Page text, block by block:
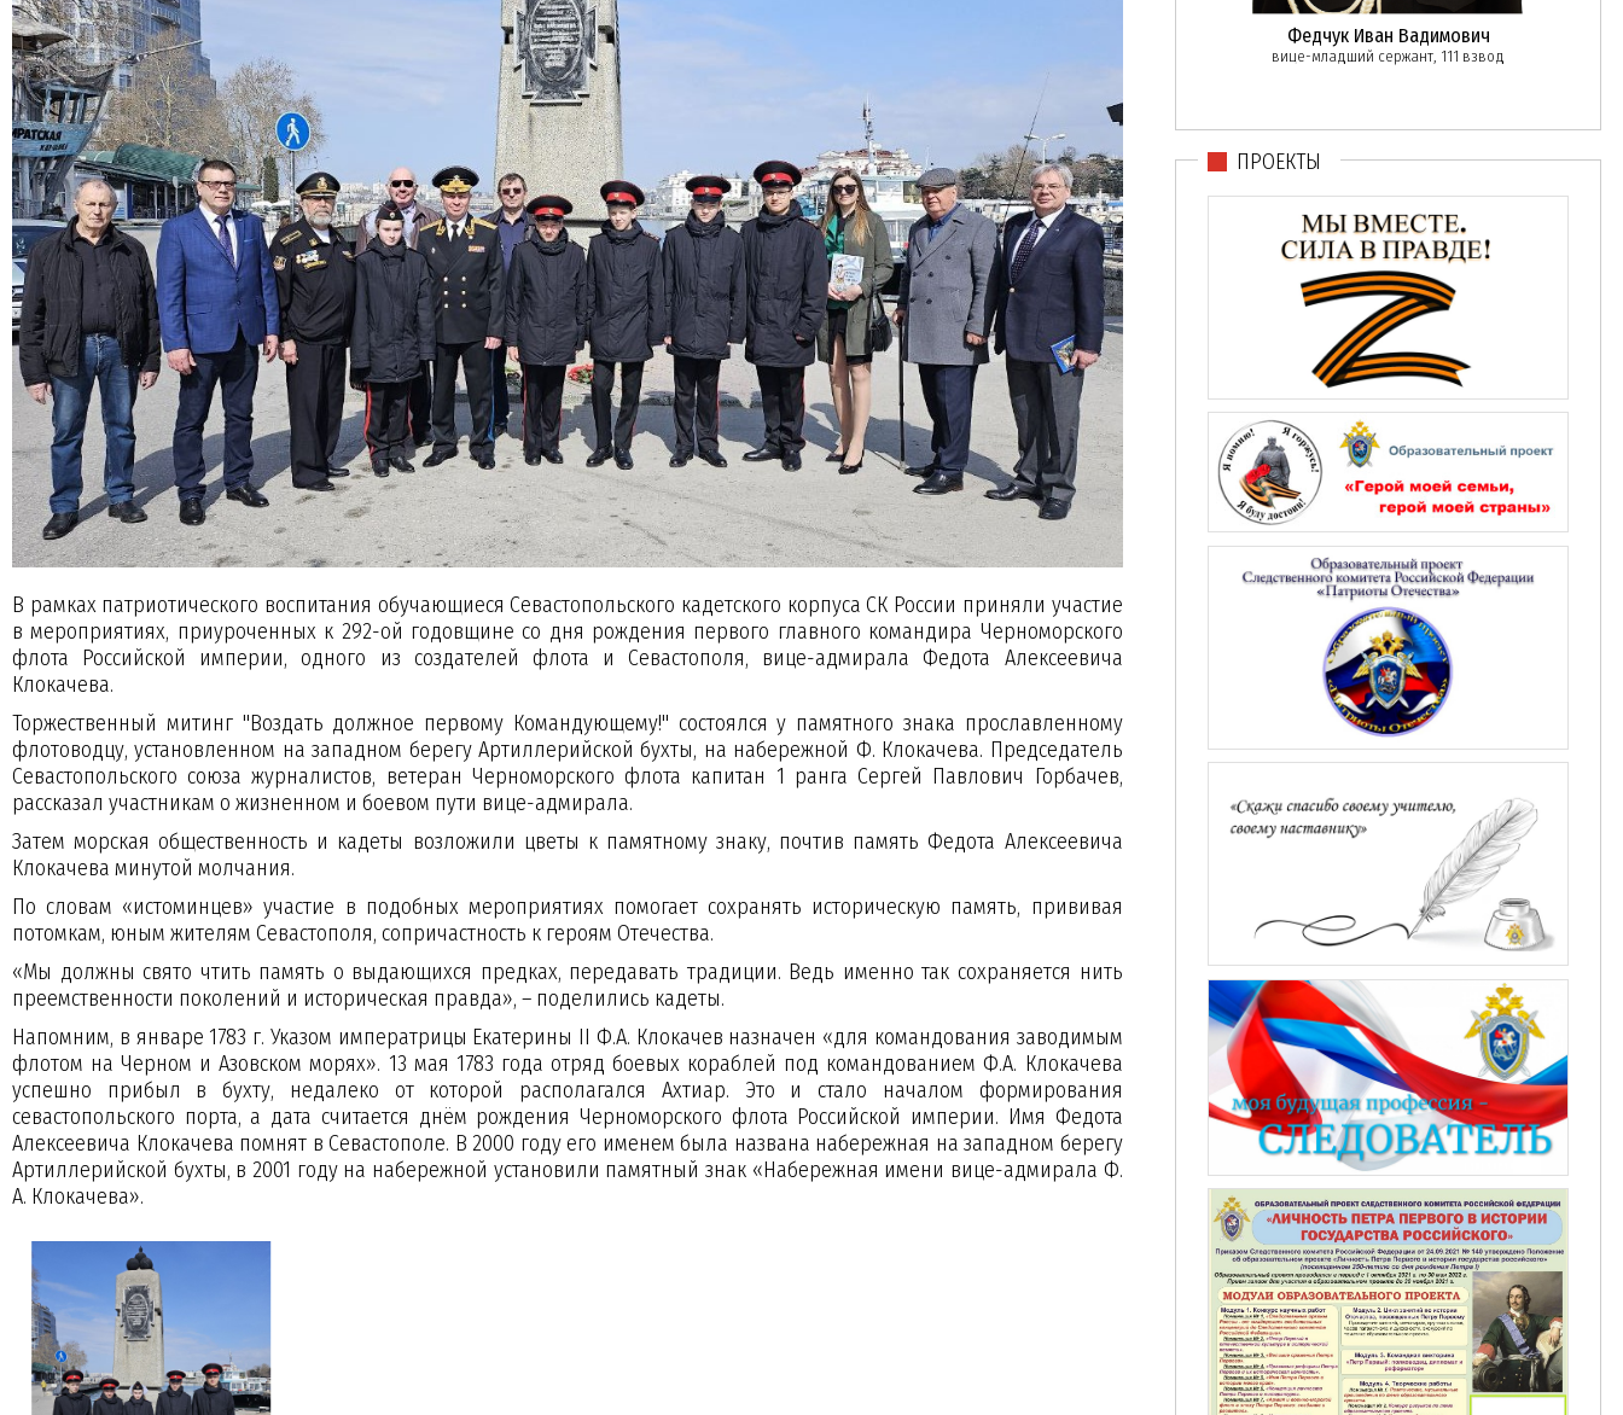
В рамках патриотического воспитания обучающиеся Севастопольского кадетского корпуса СК России приняли участие
в мероприятиях, приуроченных к 292-ой годовщине со дня рождения первого главного командира Черноморского
флота Российской империи, одного из создателей флота и Севастополя, вице-адмирала Федота Алексеевича
Клокачева.
Торжественный митинг "Воздать должное первому Командующему!" состоялся у памятного знака прославленному
флотоводцу, установленном на западном берегу Артиллерийской бухты, на набережной Ф. Клокачева. Председатель
Севастопольского союза журналистов, ветеран Черноморского флота капитан 1 ранга Сергей Павлович Горбачев,
рассказал участникам о жизненном и боевом пути вице-адмирала.
Затем морская общественность и кадеты возложили цветы к памятному знаку, почтив память Федота Алексеевича
Клокачева минутой молчания.
По словам «истоминцев» участие в подобных мероприятиях помогает сохранять историческую память, прививая
потомкам, юным жителям Севастополя, сопричастность к героям Отечества.
«Мы должны свято чтить память о выдающихся предках, передавать традиции. Ведь именно так сохраняется нить
преемственности поколений и историческая правда», – поделились кадеты.
Напомним, в январе 1783 г. Указом императрицы Екатерины II Ф.А. Клокачев назначен «для командования заводимым
флотом на Черном и Азовском морях». 13 мая 1783 года отряд боевых кораблей под командованием Ф.А. Клокачева
успешно прибыл в бухту, недалеко от которой располагался Ахтиар. Это и стало началом формирования
севастопольского порта, а дата считается днём рождения Черноморского флота Российской империи. Имя Федота
Алексеевича Клокачева помнят в Севастополе. В 2000 году его именем была названа набережная на западном берегу
Артиллерийской бухты, в 2001 году на набережной установили памятный знак «Набережная имени вице-адмирала Ф.
А. Клокачева».
Гречишников Иван Сергеевич
вице-младший сержант, 102 взвод
Ромашкин Никита Алексеевич
кадет, 102 взвод
вице-младший сержант, 111 взвод
Федчук Иван Вадимович
вице-младший сержант, 111 взвод
ПРОЕКТЫ